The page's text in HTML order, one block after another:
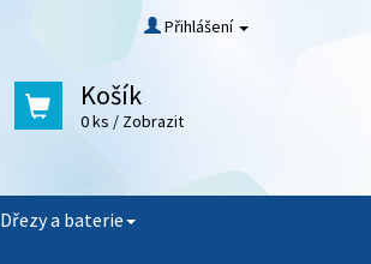
Přihlášení
Košík
0 ks / Zobrazit
Dřezy a baterie